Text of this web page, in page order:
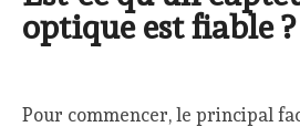
optique est fiable ?
Pour commencer, le principal